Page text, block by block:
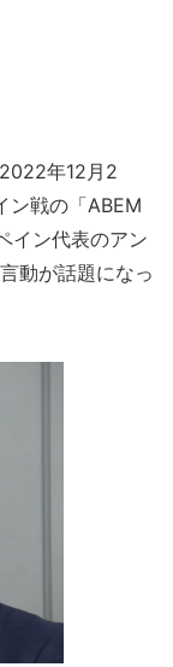
年12月2
ン戦の「ABEM
イン代表のアン
動が話題になっ